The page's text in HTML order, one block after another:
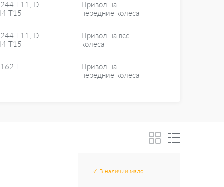
T11; D
T15
Привод на
передние колеса
T11; D
T15
Привод на все
колеса
T
Привод на
передние колеса
✓ В наличии мало